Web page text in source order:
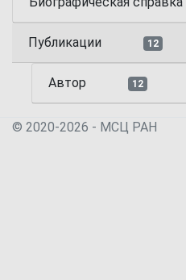
Публикации 12
Автор 12
© 2020-2026 - МСЦ РАН